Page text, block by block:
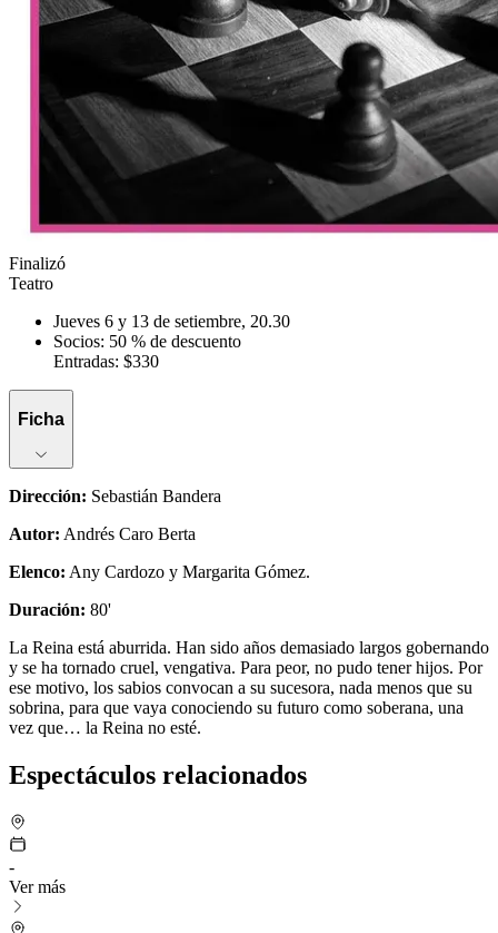
Finalizó
Teatro
Jueves 6 y 13 de setiembre, 20.30
Socios: 50 % de descuento
Entradas: $330
Ficha
Dirección: Sebastián Bandera
Autor: Andrés Caro Berta
Elenco: Any Cardozo y Margarita Gómez.
Duración: 80'
La Reina está aburrida. Han sido años demasiado largos gobernando
y se ha tornado cruel, vengativa. Para peor, no pudo tener hijos. Por
ese motivo, los sabios convocan a su sucesora, nada menos que su
sobrina, para que vaya conociendo su futuro como soberana, una
vez que… la Reina no esté.
Espectáculos relacionados
-
Ver más